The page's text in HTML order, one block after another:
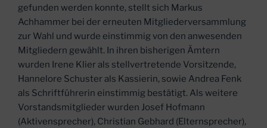
gefunden werden konnte, stellt sich Markus
Achhammer bei der erneuten Mitgliederversammlung
zur Wahl und wurde einstimmig von den anwesenden
Mitgliedern gewählt. In ihren bisherigen Ämtern
wurden Irene Klier als stellvertretende Vorsitzende,
Hannelore Schuster als Kassierin, sowie Andrea Fenk
als Schriftführerin einstimmig bestätigt. Als weitere
Vorstandsmitglieder wurden Josef Hofmann
(Aktivensprecher), Christian Gebhard (Elternsprecher),